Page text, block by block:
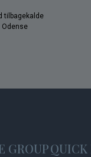
tilbagekalde
Odense
GROUPQUICK